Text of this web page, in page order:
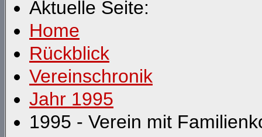
Aktuelle Seite:
Home
Rückblick
Vereinschronik
Jahr 1995
1995 - Verein mit